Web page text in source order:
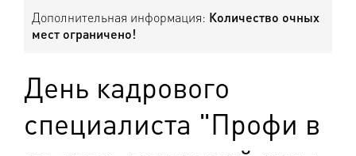
Дополнительная информация: Количество очных
мест ограничено!
День кадрового
специалиста "Профи в